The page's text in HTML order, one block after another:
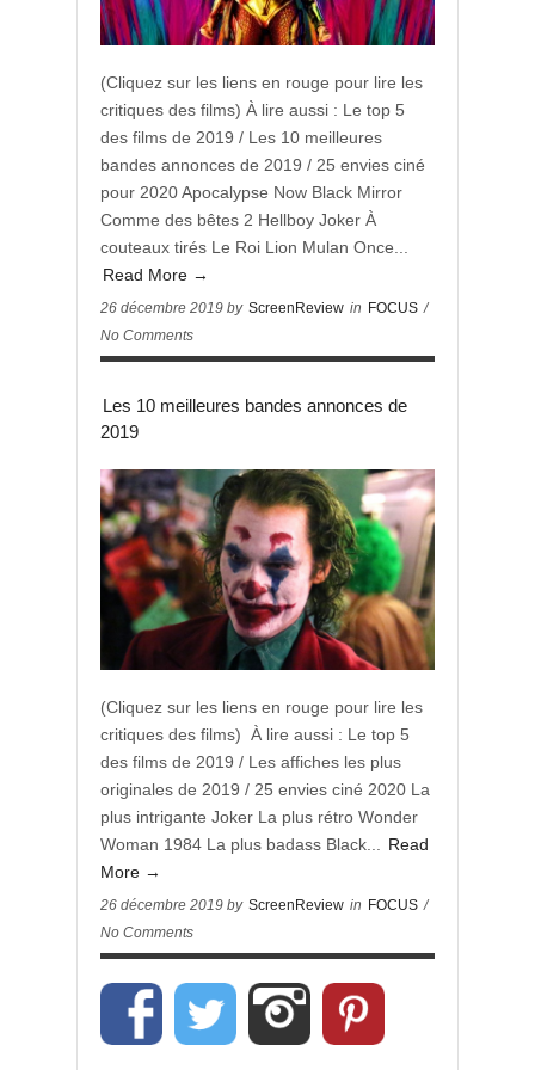
(Cliquez sur les liens en rouge pour lire les
critiques des films) À lire aussi : Le top 5
des films de 2019 / Les 10 meilleures
bandes annonces de 2019 / 25 envies ciné
pour 2020 Apocalypse Now Black Mirror
Comme des bêtes 2 Hellboy Joker À
couteaux tirés Le Roi Lion Mulan Once...
Read More →
26 décembre 2019 by ScreenReview in FOCUS /
No Comments
Les 10 meilleures bandes annonces de
2019
(Cliquez sur les liens en rouge pour lire les
critiques des films) À lire aussi : Le top 5
des films de 2019 / Les affiches les plus
originales de 2019 / 25 envies ciné 2020 La
plus intrigante Joker La plus rétro Wonder
Woman 1984 La plus badass Black...
Read
More →
26 décembre 2019 by ScreenReview in FOCUS /
No Comments